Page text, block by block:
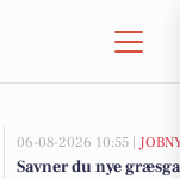
06-08-2026 10:55 |
Savner du nye